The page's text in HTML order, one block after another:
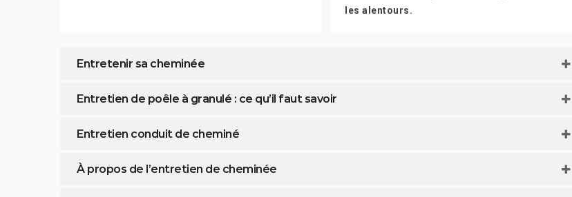
les alentours.
Entretenir sa cheminée
Entretien de poêle à granulé : ce qu’il faut savoir
Entretien conduit de cheminé
À propos de l’entretien de cheminée